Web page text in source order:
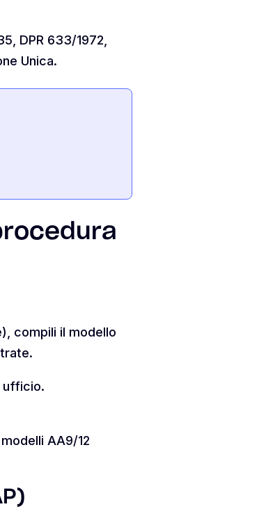
DPR 633/1972,
Unica.
compili il modello
ufficio.
AA9/12